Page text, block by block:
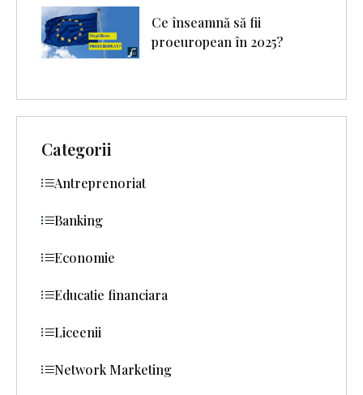
Ce înseamnă să fii
proeuropean în 2025?
Categorii
Antreprenoriat
Banking
Economie
Educatie financiara
Liceenii
Network Marketing